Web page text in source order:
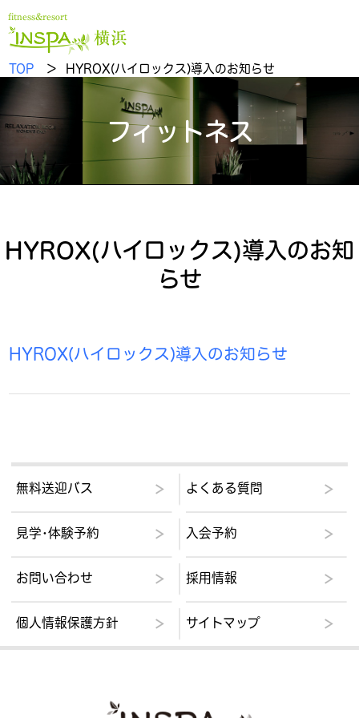
fitness&resort
横浜
TOP ＞ HYROX(ハイロックス)導入のお知らせ
フィットネス
HYROX(ハイロックス)導入のお知
らせ
HYROX(ハイロックス)導入のお知らせ
無料送迎バス よくある質問
見学･体験予約 入会予約
お問い合わせ 採用情報
個人情報保護方針 サイトマップ